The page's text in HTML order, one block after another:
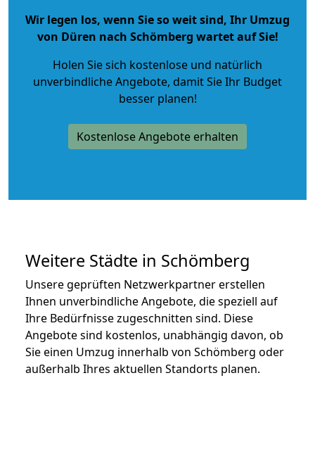
Wir legen los, wenn Sie so weit sind, Ihr Umzug
von Düren nach Schömberg wartet auf Sie!
Holen Sie sich kostenlose und natürlich
unverbindliche Angebote, damit Sie Ihr Budget
besser planen!
Kostenlose Angebote erhalten
Weitere Städte in Schömberg
Unsere geprüften Netzwerkpartner erstellen
Ihnen unverbindliche Angebote, die speziell auf
Ihre Bedürfnisse zugeschnitten sind. Diese
Angebote sind kostenlos, unabhängig davon, ob
Sie einen Umzug innerhalb von Schömberg oder
außerhalb Ihres aktuellen Standorts planen.